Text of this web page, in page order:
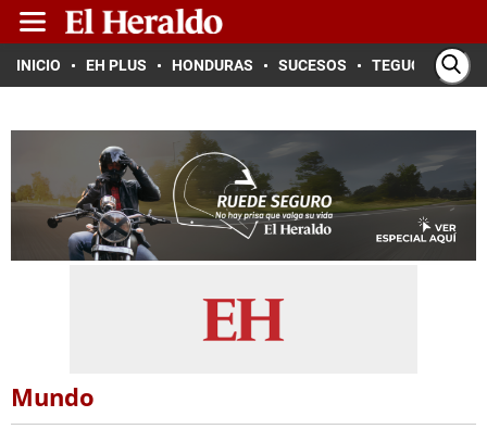
INICIO EH PLUS HONDURAS SUCESOS TEGUCIGALPA
Mundo